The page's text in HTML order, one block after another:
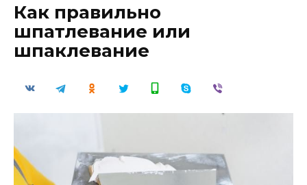
Как правильно
шпатлевание или
шпаклевание